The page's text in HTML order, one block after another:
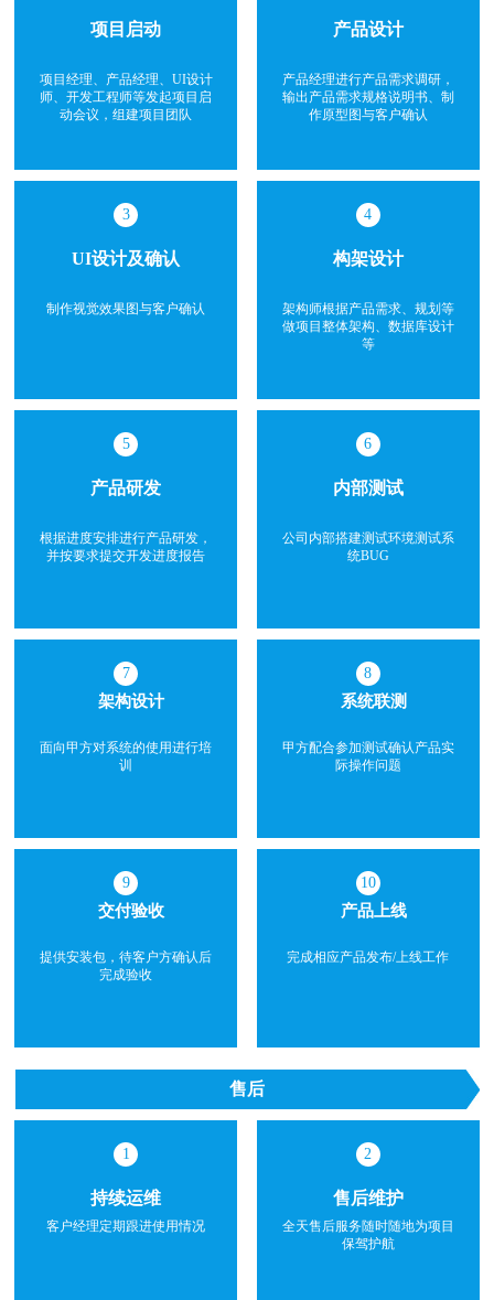
项目启动
项目经理、产品经理、UI设计
师、开发工程师等发起项目启
动会议，组建项目团队
产品设计
产品经理进行产品需求调研，
输出产品需求规格说明书、制
作原型图与客户确认
3
UI设计及确认
制作视觉效果图与客户确认
4
构架设计
架构师根据产品需求、规划等
做项目整体架构、数据库设计
等
5
产品研发
根据进度安排进行产品研发，
并按要求提交开发进度报告
6
内部测试
公司内部搭建测试环境测试系
统BUG
7
架构设计
面向甲方对系统的使用进行培
训
8
系统联测
甲方配合参加测试确认产品实
际操作问题
9
交付验收
提供安装包，待客户方确认后
完成验收
10
产品上线
完成相应产品发布/上线工作
售后
1
持续运维
客户经理定期跟进使用情况
2
售后维护
全天售后服务随时随地为项目
保驾护航